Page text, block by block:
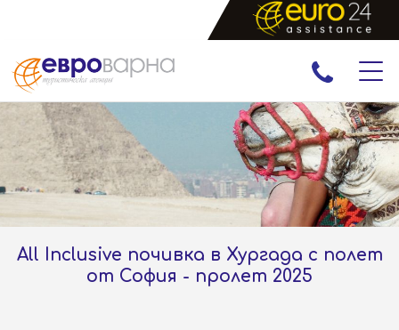
ПРАЗНИЦИ
ЕКСКУРЗИИ И ПОЧИВКИ
РАННИ ЗАПИСВАНИЯ
ЕКЗОТИКА
All Inclusive почивка в Хургада с полет
от София - пролет 2025